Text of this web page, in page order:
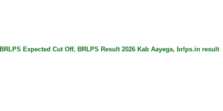
BRLPS Expected Cut Off, BRLPS Result 2026 Kab Aayega, brlps.in result